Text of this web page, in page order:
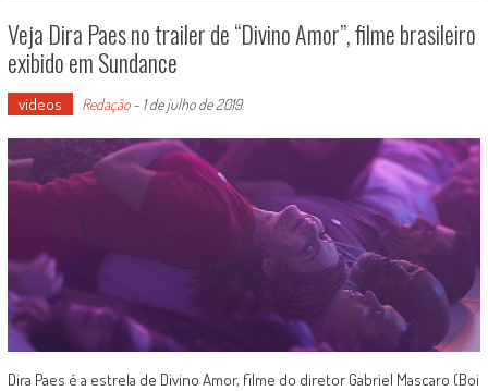
Veja Dira Paes no trailer de “Divino Amor”, filme brasileiro
exibido em Sundance
vídeos Redação- 1 de julho de 2019
Dira Paes é a estrela de Divino Amor, filme do diretor Gabriel Mascaro (Boi